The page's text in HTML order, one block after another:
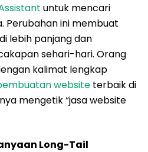
untuk mencari
Perubahan ini membuat
lebih panjang dan
sehari-hari. Orang
kalimat lengkap
website terbaik di
mengetik “jasa website
Long-Tail